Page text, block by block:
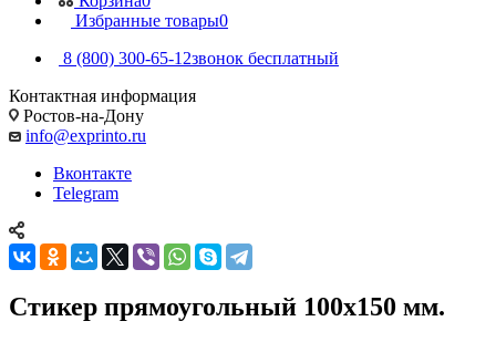
Избранные товары0
8 (800) 300-65-12звонок бесплатный
Контактная информация
Ростов-на-Дону
info@exprinto.ru
Вконтакте
Telegram
Стикер прямоугольный 100х150 мм.